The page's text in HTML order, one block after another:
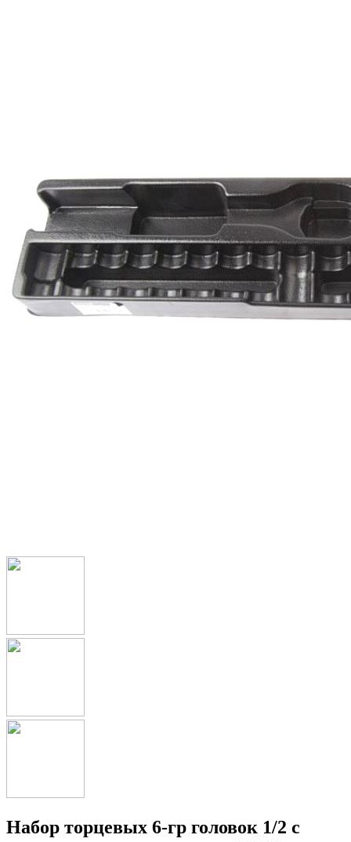
Набор торцевых 6-гр головок 1/2 с